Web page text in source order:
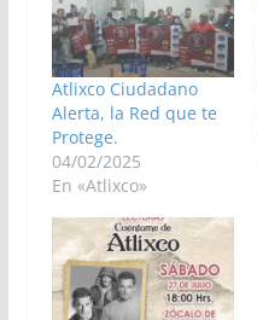
Atlixco Ciudadano
Alerta, la Red que te
Protege.
04/02/2025
En «Atlixco»